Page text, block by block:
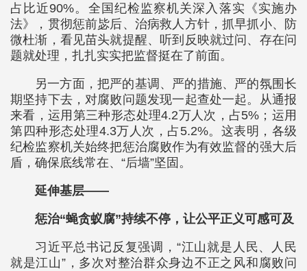
占比近90%。全国纪检监察机关深入落实《实施办
法》，贯彻惩前毖后、治病救人方针，抓早抓小、防
微杜渐，看见苗头就提醒、听到反映就过问、存在问
题就处理，扎扎实实把监督挺在了前面。
另一方面，把严的基调、严的措施、严的氛围长
期坚持下去，对腐败问题发现一起查处一起。从通报
来看，运用第三种形态处理4.2万人次，占5%；运用
第四种形态处理4.3万人次，占5.2%。这表明，各级
纪检监察机关始终把惩治腐败作为有效监督的强大后
盾，确保底线常在、“后墙”坚固。
延伸基层——
惩治“蝇贪蚁腐”持续不停，让公平正义可感可及
习近平总书记反复强调，“江山就是人民、人民
就是江山”，多次对整治群众身边不正之风和腐败问